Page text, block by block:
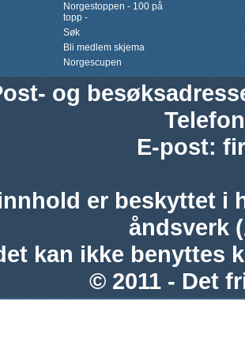
Norgestoppen - 100 på
topp -
Søk
Bli medlem skjema
Norgescupen
og
Telefon
E-post:
er beskyttet i
åndsverk
kan ikke benyttes
© 2011 - Det